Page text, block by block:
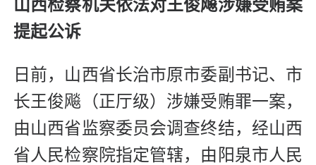
山西检察机关依法对王俊飚涉嫌受贿案
提起公诉
日前，山西省长治市原市委副书记、市
长王俊飚（正厅级）涉嫌受贿罪一案，
由山西省监察委员会调查终结，经山西
省人民检察院指定管辖，由阳泉市人民